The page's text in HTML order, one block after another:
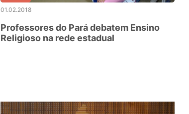
01.02.2018
Professores do Pará debatem Ensino
Religioso na rede estadual